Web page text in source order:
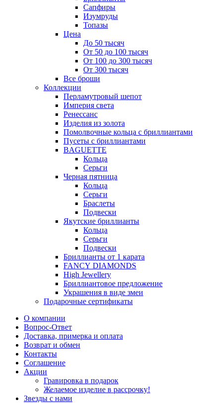
Сапфиры
Изумруды
Топазы
Цена
До 50 тысяч
От 50 до 100 тысяч
От 100 до 300 тысяч
От 300 тысяч
Все броши
Коллекции
Перламутровый шепот
Империя света
Ренессанс
Изделия из золота
Помолвочные кольца с бриллиантами
Пусеты с бриллиантами
BAGUETTE
Кольца
Серьги
Черная пятница
Кольца
Серьги
Браслеты
Подвески
Якутские бриллианты
Кольца
Серьги
Подвески
Бриллианты от 1 карата
FANCY DIAMONDS
High Jewellery
Бриллиантовое предложение
Украшения в виде змеи
Подарочные сертификаты
О компании
Вопрос-Ответ
Доставка, примерка и оплата
Возврат и обмен
Контакты
Соглашение
Акции
Гравировка в подарок
Желаемое изделие в рассрочку!
Звезды с нами